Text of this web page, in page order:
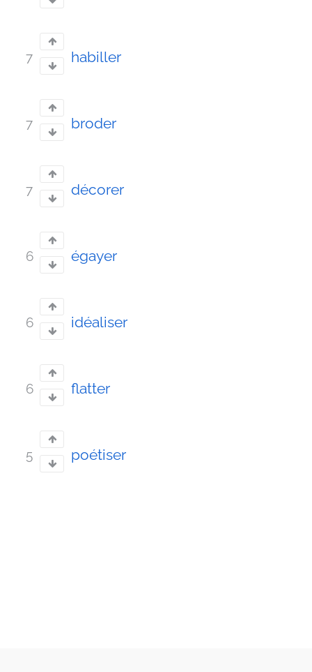
7 habiller
7 broder
7 décorer
6 égayer
6 idéaliser
6 flatter
5 poétiser